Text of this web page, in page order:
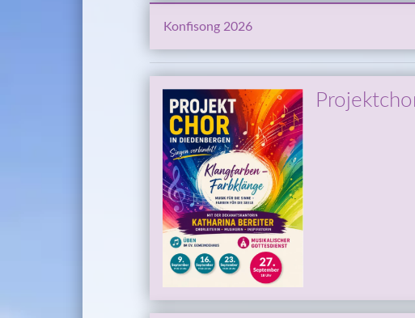
Konfisong 2026